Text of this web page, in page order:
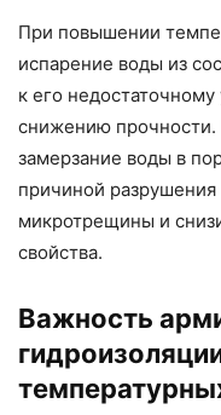
При повышении
испарение воды из
к его
снижению прочности.
замерзание воды в
причиной
микротрещины и
свойства.
Важность